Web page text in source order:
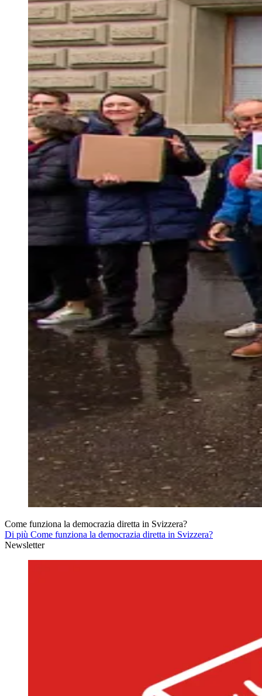
Come funziona la democrazia diretta in Svizzera?
Di più Come funziona la democrazia diretta in Svizzera?
Newsletter